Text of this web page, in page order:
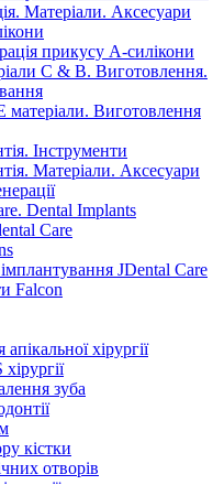
Матеріали. Аксесуари
прикусу А-силікони
C & B. Виготовлення.
матеріали. Виготовлення
Інструменти
Матеріали. Аксесуари
Dental Implants
Care
JDental Care
Falcon
хірургії
зуба
кістки
отворів